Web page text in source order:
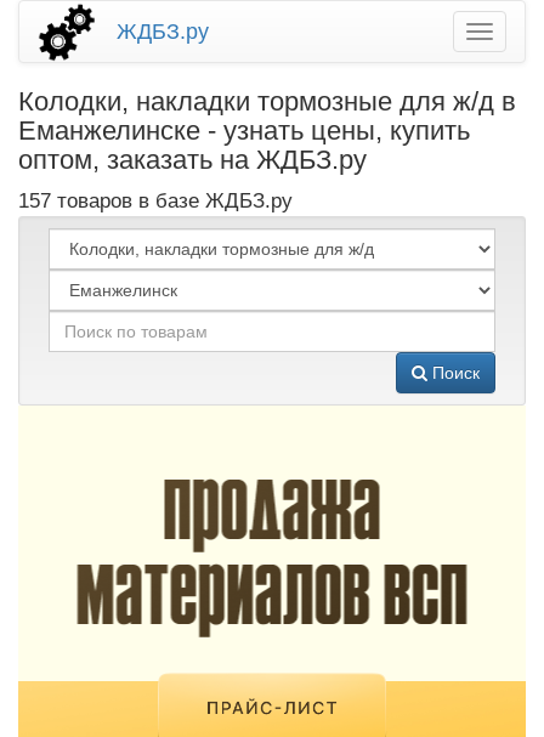
ЖДБЗ.ру
Колодки, накладки тормозные для ж/д в
Еманжелинске - узнать цены, купить
оптом, заказать на ЖДБЗ.ру
157 товаров в базе ЖДБЗ.ру
Поиск